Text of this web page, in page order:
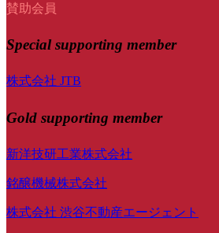
賛助会員
Specialsupporting member
株式会社 JTB
Gold supporting member
新洋技研工業株式会社
銘醸機械株式会社
株式会社 渋谷不動産エージェント